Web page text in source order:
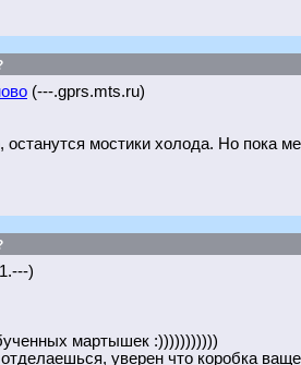
(---.gprs.mts.ru)
останутся мостики холода. Но пока
)
мартышек :)))))))))))
уверен что коробка